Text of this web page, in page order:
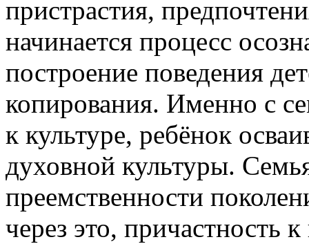
пристрастия,
начинается процесс
построение поведения
копирования. Именно с
к культуре, ребёнок
духовной культуры.
преемственности
через это, причастность